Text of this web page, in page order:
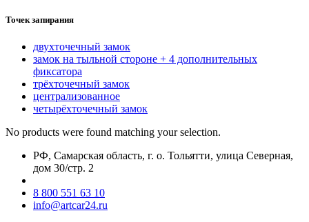
Точек запирания
двухточечный замок
замок на тыльной стороне + 4 дополнительных
фиксатора
трёхточечный замок
централизованное
четырёхточечный замок
No products were found matching your selection.
РФ, Самарская область, г. о. Тольятти, улица Северная,
дом 30/стр. 2
8 800 551 63 10
info@artcar24.ru